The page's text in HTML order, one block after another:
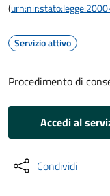
(
Servizio attivo
Procedimento di
Accedi al
Condividi